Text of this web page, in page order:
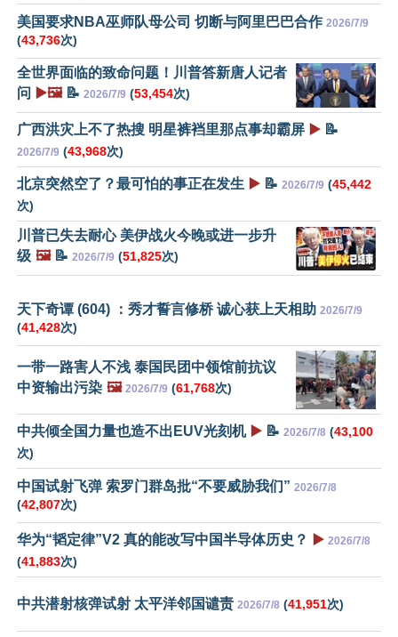
美国要求NBA巫师队母公司 切断与阿里巴巴合作 2026/7/9
(43,736次)
全世界面临的致命问题！川普答新唐人记者
问 ▶️🖼️📝 2026/7/9 (53,454次)
广西洪灾上不了热搜 明星裤裆里那点事却霸屏 ▶️ 📝
2026/7/9 (43,968次)
北京突然空了？最可怕的事正在发生 ▶️ 📝 2026/7/9 (45,442
次)
川普已失去耐心 美伊战火今晚或进一步升
级 🖼️📝 2026/7/9 (51,825次)
天下奇谭 (604) ：秀才誓言修桥 诚心获上天相助 2026/7/9
(41,428次)
一带一路害人不浅 泰国民团中领馆前抗议
中资输出污染 🖼️ 2026/7/9 (61,768次)
中共倾全国力量也造不出EUV光刻机 ▶️ 📝 2026/7/8 (43,100
次)
中国试射飞弹 索罗门群岛批“不要威胁我们” 2026/7/8
(42,807次)
华为“韬定律”V2 真的能改写中国半导体历史？ ▶️ 2026/7/8
(41,883次)
中共潜射核弹试射 太平洋邻国谴责 2026/7/8 (41,951次)